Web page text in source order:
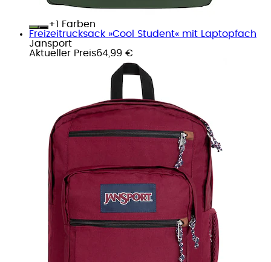
+
Farben
Freizeitrucksack »Cool Student« mit Laptopfach
Jansport
Aktueller Preis64,99 €